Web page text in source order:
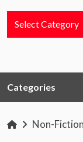
Categories
Non-Fiction